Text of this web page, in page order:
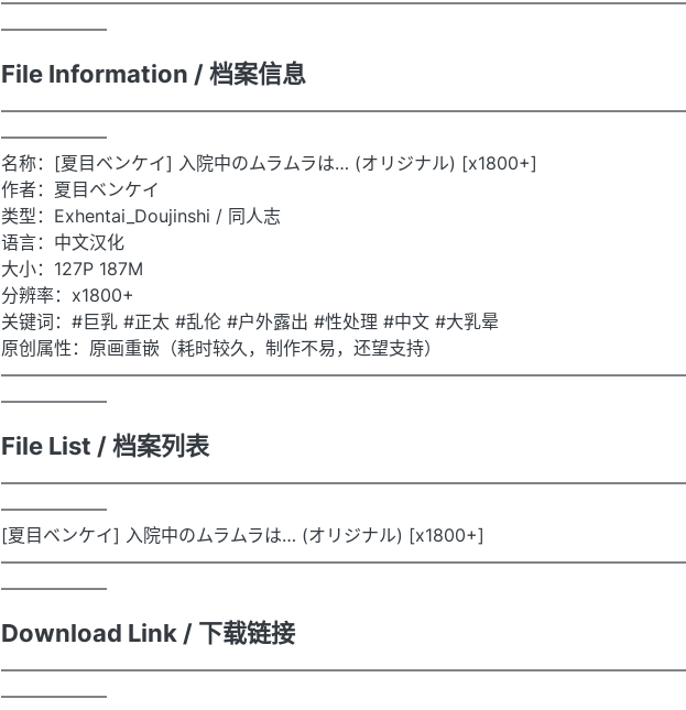
——————
File Information / 档案信息
——————
名称：[夏目ベンケイ] 入院中のムラムラは… (オリジナル) [x1800+]
作者：夏目ベンケイ
类型：Exhentai_Doujinshi / 同人志
语言：中文汉化
大小：127P 187M
分辨率：x1800+
关键词：#巨乳 #正太 #乱伦 #户外露出 #性处理 #中文 #大乳晕
原创属性：原画重嵌（耗时较久，制作不易，还望支持）
——————
File List / 档案列表
——————
[夏目ベンケイ] 入院中のムラムラは… (オリジナル) [x1800+]
——————
Download Link / 下载链接
——————